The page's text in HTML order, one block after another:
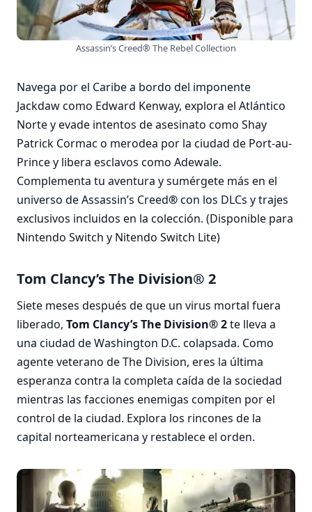
Assassin’s Creed® The Rebel Collection
Navega por el Caribe a bordo del imponente
Jackdaw como Edward Kenway, explora el Atlántico
Norte y evade intentos de asesinato como Shay
Patrick Cormac o merodea por la ciudad de Port-au-
Prince y libera esclavos como Adewale.
Complementa tu aventura y sumérgete más en el
universo de Assassin’s Creed®con los DLCs y trajes
exclusivos incluidos en la colección. (Disponible para
Nintendo Switch y Nitendo Switch Lite)
Tom Clancy’s The Division® 2
Siete meses después de que un virus mortal fuera
liberado, Tom Clancy’s The Division® 2te lleva a
una ciudad de Washington D.C. colapsada. Como
agente veterano de The Division, eres la última
esperanza contra la completa caída de la sociedad
mientras las facciones enemigas compiten por el
control de la ciudad. Explora los rincones de la
capital norteamericana y restablece el orden.